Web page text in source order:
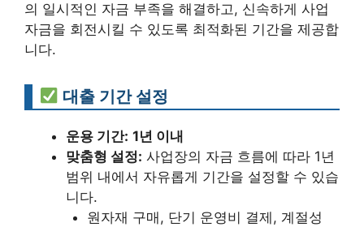
의 일시적인 자금 부족을 해결하고, 신속하게 사업
자금을 회전시킬 수 있도록 최적화된 기간을 제공합
니다.
대출 기간 설정
운용 기간: 1년 이내
맞춤형 설정: 사업장의 자금 흐름에 따라 1년
범위 내에서 자유롭게 기간을 설정할 수 있습
니다.
원자재 구매, 단기 운영비 결제, 계절성